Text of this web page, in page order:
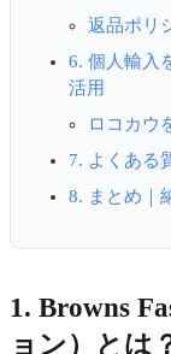
返品ポリ
6. 個人輸入
活用
ロコカウ
7. よくある
8. まとめ｜
1. Browns
ョン）とは